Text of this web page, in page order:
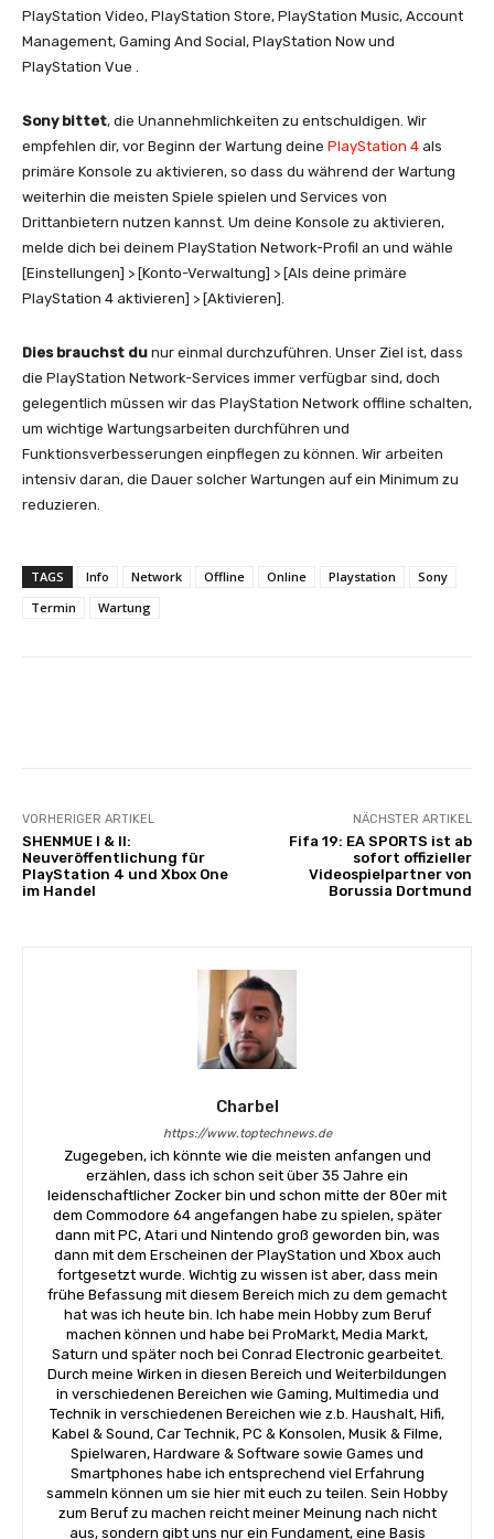
PlayStation Video, PlayStation Store, PlayStation Music, Account
Management, Gaming And Social, PlayStation Now und
PlayStation Vue .
Sony bittet, die Unannehmlichkeiten zu entschuldigen. Wir
empfehlen dir, vor Beginn der Wartung deine PlayStation 4 als
primäre Konsole zu aktivieren, so dass du während der Wartung
weiterhin die meisten Spiele spielen und Services von
Drittanbietern nutzen kannst. Um deine Konsole zu aktivieren,
melde dich bei deinem PlayStation Network-Profil an und wähle
[Einstellungen] > [Konto-Verwaltung] > [Als deine primäre
PlayStation 4 aktivieren] > [Aktivieren].
Dies brauchst du nur einmal durchzuführen. Unser Ziel ist, dass
die PlayStation Network-Services immer verfügbar sind, doch
gelegentlich müssen wir das PlayStation Network offline schalten,
um wichtige Wartungsarbeiten durchführen und
Funktionsverbesserungen einpflegen zu können. Wir arbeiten
intensiv daran, die Dauer solcher Wartungen auf ein Minimum zu
reduzieren.
TAGS Info Network Offline Online Playstation
Sony
Termin
Wartung
VORHERIGER ARTIKEL
SHENMUE I & II:
Neuveröffentlichung für
PlayStation 4 und Xbox One
im Handel
NÄCHSTER ARTIKEL
Fifa 19: EA SPORTS ist ab
sofort offizieller
Videospielpartner von
Borussia Dortmund
Charbel
https://www.toptechnews.de
Zugegeben, ich könnte wie die meisten anfangen und
erzählen, dass ich schon seit über 35 Jahre ein
leidenschaftlicher Zocker bin und schon mitte der 80er mit
dem Commodore 64 angefangen habe zu spielen, später
dann mit PC, Atari und Nintendo groß geworden bin, was
dann mit dem Erscheinen der PlayStation und Xbox auch
fortgesetzt wurde. Wichtig zu wissen ist aber, dass mein
frühe Befassung mit diesem Bereich mich zu dem gemacht
hat was ich heute bin. Ich habe mein Hobby zum Beruf
machen können und habe bei ProMarkt, Media Markt,
Saturn und später noch bei Conrad Electronic gearbeitet.
Durch meine Wirken in diesen Bereich und Weiterbildungen
in verschiedenen Bereichen wie Gaming, Multimedia und
Technik in verschiedenen Bereichen wie z.b. Haushalt, Hifi,
Kabel & Sound, Car Technik, PC & Konsolen, Musik & Filme,
Spielwaren, Hardware & Software sowie Games und
Smartphones habe ich entsprechend viel Erfahrung
sammeln können um sie hier mit euch zu teilen. Sein Hobby
zum Beruf zu machen reicht meiner Meinung nach nicht
aus, sondern gibt uns nur ein Fundament, eine Basis